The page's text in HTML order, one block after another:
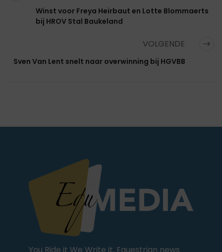
Winst voor Freya Heirbaut en Lotte Blommaerts
bij HROV Stal Baukeland
VOLGENDE
Sven Van Lent snelt naar overwinning bij HGVBB